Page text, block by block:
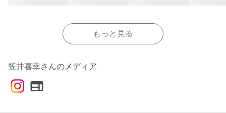
もっと見る
笠井喜幸さんのメディア